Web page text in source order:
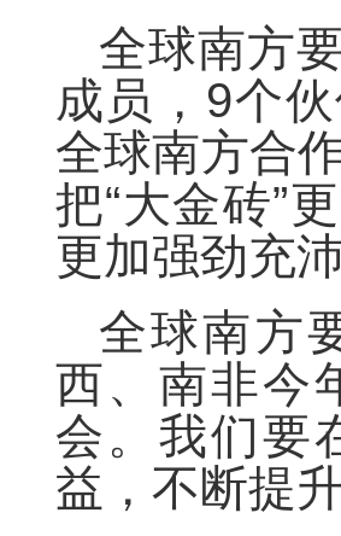
全球南方
成员，9个
全球南方合
把“大金砖”
更加强劲充沛
全球南方
西、南非今
会。我们要
益，不断提